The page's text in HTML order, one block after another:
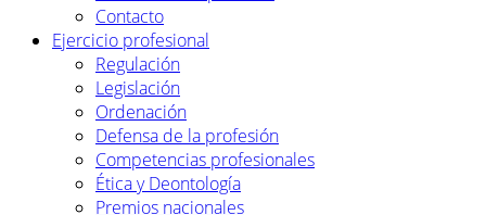
Contacto
Ejercicio profesional
Regulación
Legislación
Ordenación
Defensa de la profesión
Competencias profesionales
Ética y Deontología
Premios nacionales